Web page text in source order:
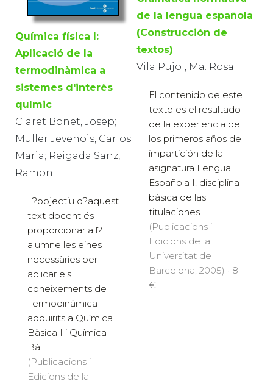
Química física I:
Aplicació de la
termodinàmica a
sistemes d'interès
químic
Claret Bonet, Josep;
Muller Jevenois, Carlos
Maria; Reigada Sanz,
Ramon
L?objectiu d?aquest
text docent és
proporcionar a l?
alumne les eines
necessàries per
aplicar els
coneixements de
Termodinàmica
adquirits a Química
Bàsica I i Química
Bà...
(Publicacions i
Edicions de la
de la lengua española
(Construcción de
textos)
Vila Pujol, Ma. Rosa
El contenido de este
texto es el resultado
de la experiencia de
los primeros años de
impartición de la
asignatura Lengua
Española I, disciplina
básica de las
titulaciones ...
(Publicacions i
Edicions de la
Universitat de
Barcelona, 2005) · 8
€